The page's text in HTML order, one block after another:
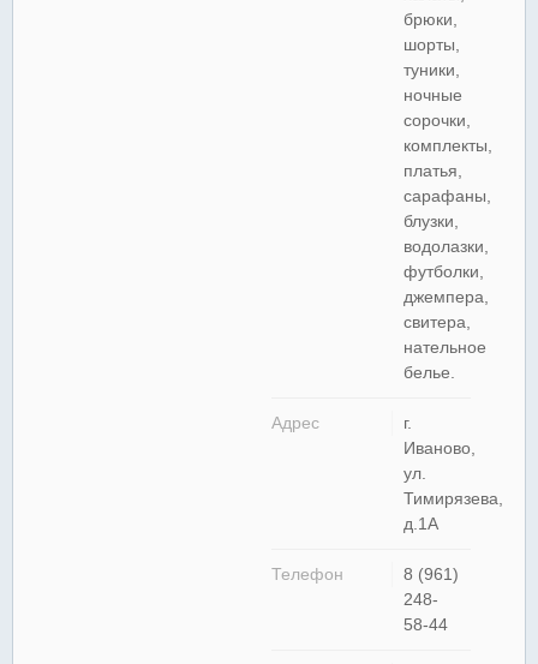
брюки,
шорты,
туники,
ночные
сорочки,
комплекты,
платья,
сарафаны,
блузки,
водолазки,
футболки,
джемпера,
свитера,
нательное
белье.
Адрес
г.
Иваново,
ул.
Тимирязева,
д.1А
Телефон
8 (961)
248-
58-44